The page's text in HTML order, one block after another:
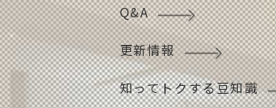
Q&A
更新情報
知ってトクする豆知識